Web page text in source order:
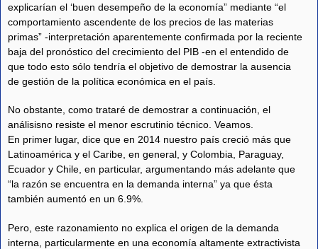
explicarían el ‘buen desempeño de la economía” mediante “el
comportamiento ascendente de los precios de las materias
primas” -interpretación aparentemente confirmada por la reciente
baja del pronóstico del crecimiento del PIB -en el entendido de
que todo esto sólo tendría el objetivo de demostrar la ausencia
de gestión de la política económica en el país.
No obstante, como trataré de demostrar a continuación, el
análisisno resiste el menor escrutinio técnico. Veamos.
En primer lugar, dice que en 2014 nuestro país creció más que
Latinoamérica y el Caribe, en general, y Colombia, Paraguay,
Ecuador y Chile, en particular, argumentando más adelante que
“la razón se encuentra en la demanda interna” ya que ésta
también aumentó en un 6.9%.
Pero, este razonamiento no explica el origen de la demanda
interna, particularmente en una economía altamente extractivista